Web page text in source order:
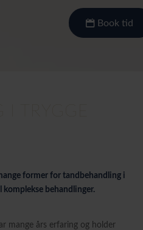
Book tid
TRYGGE
former for tandbehandling i
behandlinger.
mange års erfaring og holder